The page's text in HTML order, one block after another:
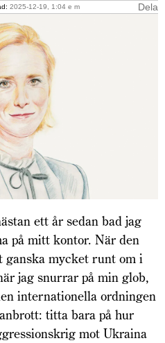
2025-12-19, 1:04 e m Dela
ett år sedan bad jag
på mitt kontor. När den
ganska mycket runt om i
jag snurrar på min glob,
internationella ordningen
titta bara på hur
mot Ukraina